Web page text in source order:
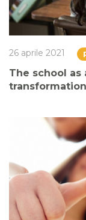
26 aprile 2021
The school
transformation